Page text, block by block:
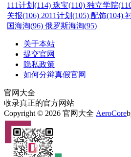
111计划(114) 珠宝(110) 独立学院
关报(106) 2011计划(105) 配饰(104)
国海淘(96) 俄罗斯海淘(95)
关于本站
提交官网
隐私政策
如何分辩真假官网
官网大全
收录真正的官方网站
Copyright © 2026 官网大全 AeroCore